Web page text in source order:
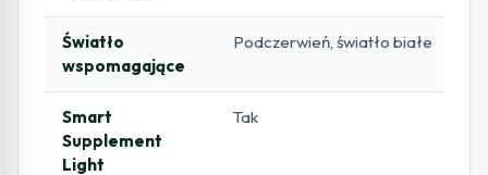
Światło
wspomagające
Podczerwień, światło białe
Smart
Supplement
Light
Tak